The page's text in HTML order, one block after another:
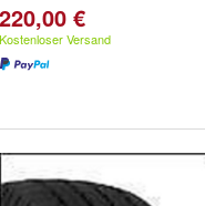
220,00 €
Kostenloser Versand